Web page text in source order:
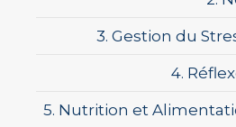
3. Gestion du
4.
5. Nutrition et